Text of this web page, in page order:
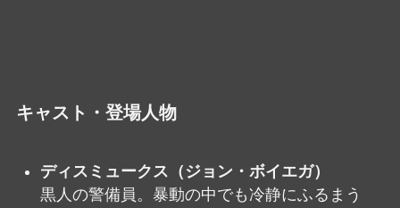
キャスト・登場人物
ディスミュークス（ジョン・ボイエガ）
黒人の警備員。暴動の中でも冷静にふるまう